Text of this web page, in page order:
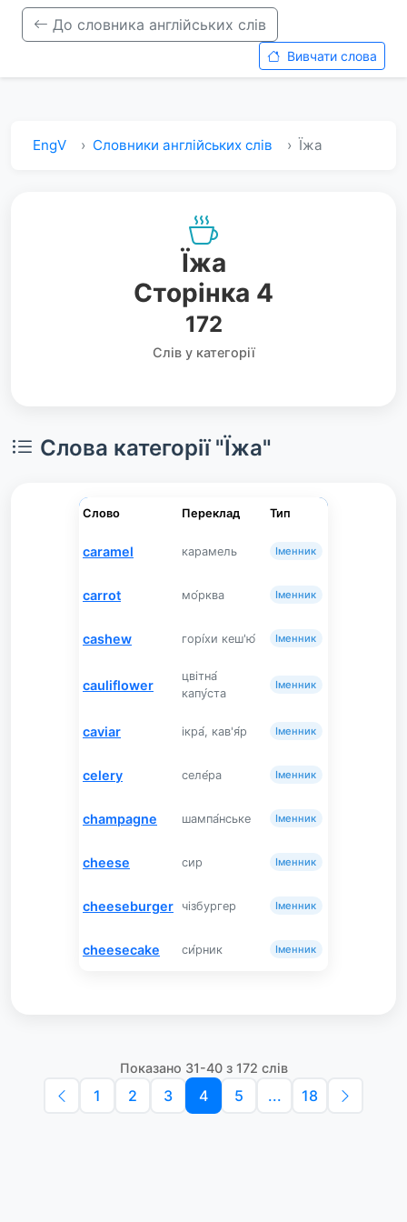
До словника англійських слів
Вивчати слова
EngV Словники англійських слів Їжа
Їжа
Сторінка 4
172
Слів у категорії
Слова категорії "Їжа"
Слово Переклад Тип
caramel карамель Іменник
carrot мо́рква Іменник
cashew горі́хи кеш'ю́ Іменник
cauliflower
цвітна́
капу́ста
Іменник
caviar ікра́, кав'я́р Іменник
celery селе́ра Іменник
champagne шампа́нське Іменник
cheese сир Іменник
cheeseburger чізбургер Іменник
cheesecake си́рник Іменник
Показано 31-40 з 172 слів
1 2 3 4 5 ... 18